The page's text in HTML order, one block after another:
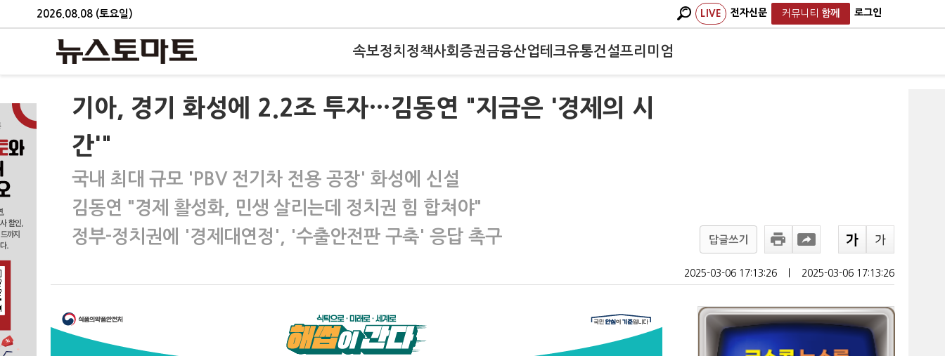
2026.08.08 (토요일) LIVE 전자신문 커뮤니티 함께 로그인
속보정치 정책사회 증권금융산업테크유통건설프리미엄
기아, 경기 화성에 2.2조 투자…김동연 "지금은 '경제의 시
간'"
국내 최대 규모 'PBV 전기차 전용 공장' 화성에 신설
김동연 "경제 활성화, 민생 살리는데 정치권 힘 합쳐야"
정부-정치권에 '경제대연정', '수출안전판 구축' 응답 촉구
답글쓰기
2025-03-06 17:13:26 2025-03-06 17:13:26